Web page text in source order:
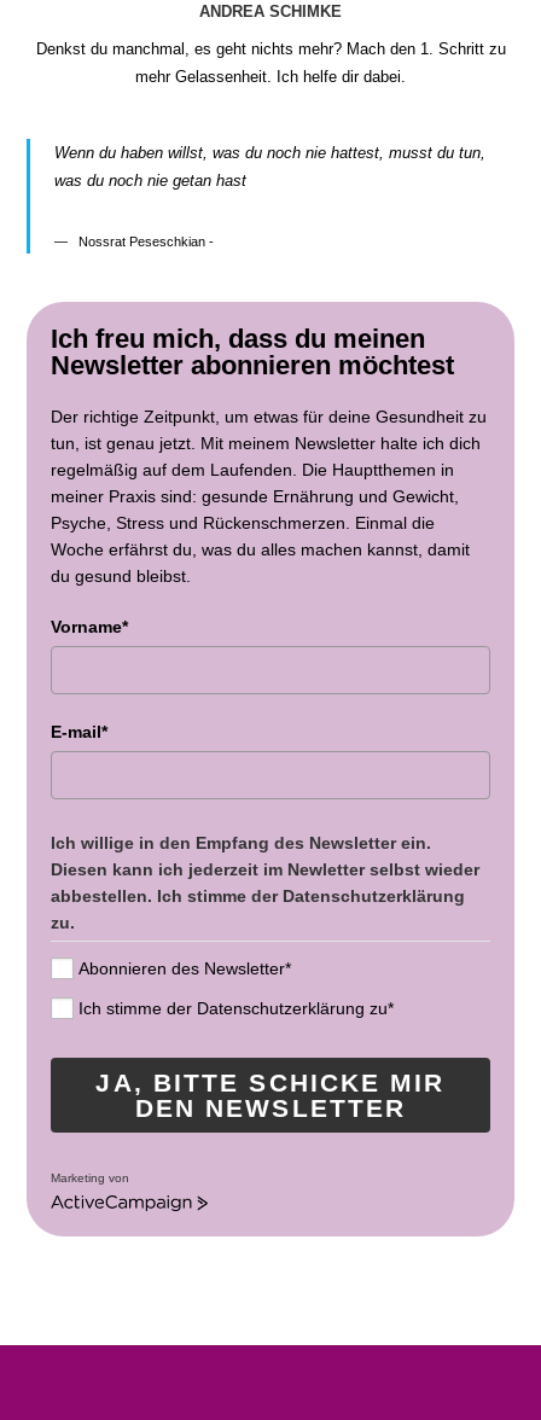
ANDREA SCHIMKE
Denkst du manchmal, es geht nichts mehr? Mach den 1. Schritt zu
mehr Gelassenheit. Ich helfe dir dabei.
Wenn du haben willst, was du noch nie hattest, musst du tun,
was du noch nie getan hast
Nossrat Peseschkian -
Ich freu mich, dass du meinen
Newsletter abonnieren möchtest
Der richtige Zeitpunkt, um etwas für deine Gesundheit zu
tun, ist genau jetzt. Mit meinem Newsletter halte ich dich
regelmäßig auf dem Laufenden. Die Hauptthemen in
meiner Praxis sind: gesunde Ernährung und Gewicht,
Psyche, Stress und Rückenschmerzen. Einmal die
Woche erfährst du, was du alles machen kannst, damit
du gesund bleibst.
Vorname*
E-mail*
Ich willige in den Empfang des Newsletter ein.
Diesen kann ich jederzeit im Newletter selbst wieder
abbestellen. Ich stimme der Datenschutzerklärung
zu.
Abonnieren des Newsletter*
Ich stimme der Datenschutzerklärung zu*
JA, BITTE SCHICKE MIR
DEN NEWSLETTER
Marketing von
A